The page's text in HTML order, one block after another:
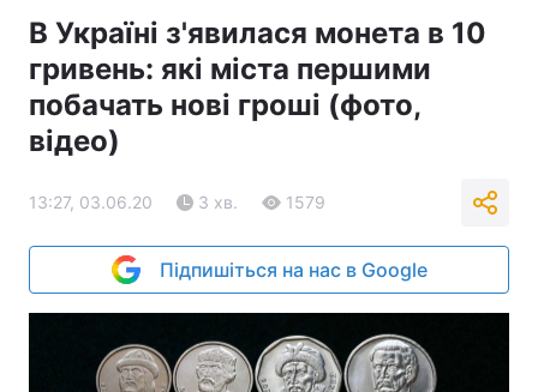
В Україні з'явилася монета в 10
гривень: які міста першими
побачать нові гроші (фото,
відео)
13:27, 03.06.20 3 хв. 1579
Підпишіться на нас в Google